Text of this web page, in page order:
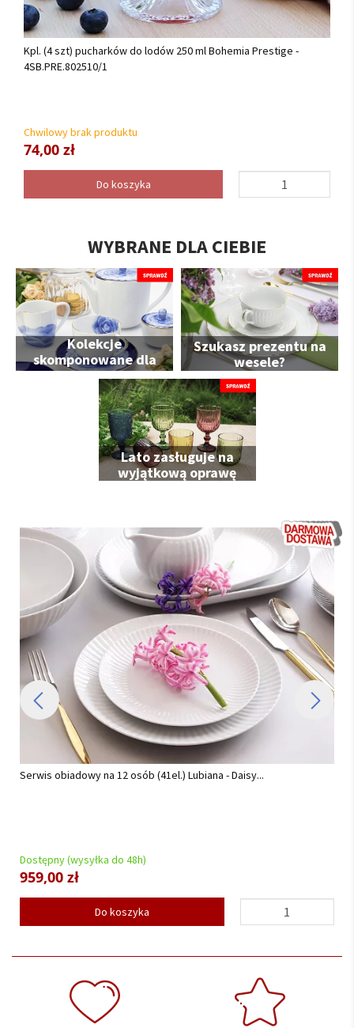
Kpl. (4 szt) pucharków do lodów 250 ml Bohemia Prestige -
4SB.PRE.802510/1
Chwilowy brak produktu
74,00 zł
Do koszyka
WYBRANE DLA CIEBIE
Kolekcje
skomponowane dla
Ciebie
Szukasz prezentu na
wesele?
Lato zasługuje na
wyjątkową oprawę
Serwis obiadowy na 12 osób (42 el.) Lubiana - Boss/Venus...
Dostępny (wysyłka do 48h)
699,00 zł
Do koszyka